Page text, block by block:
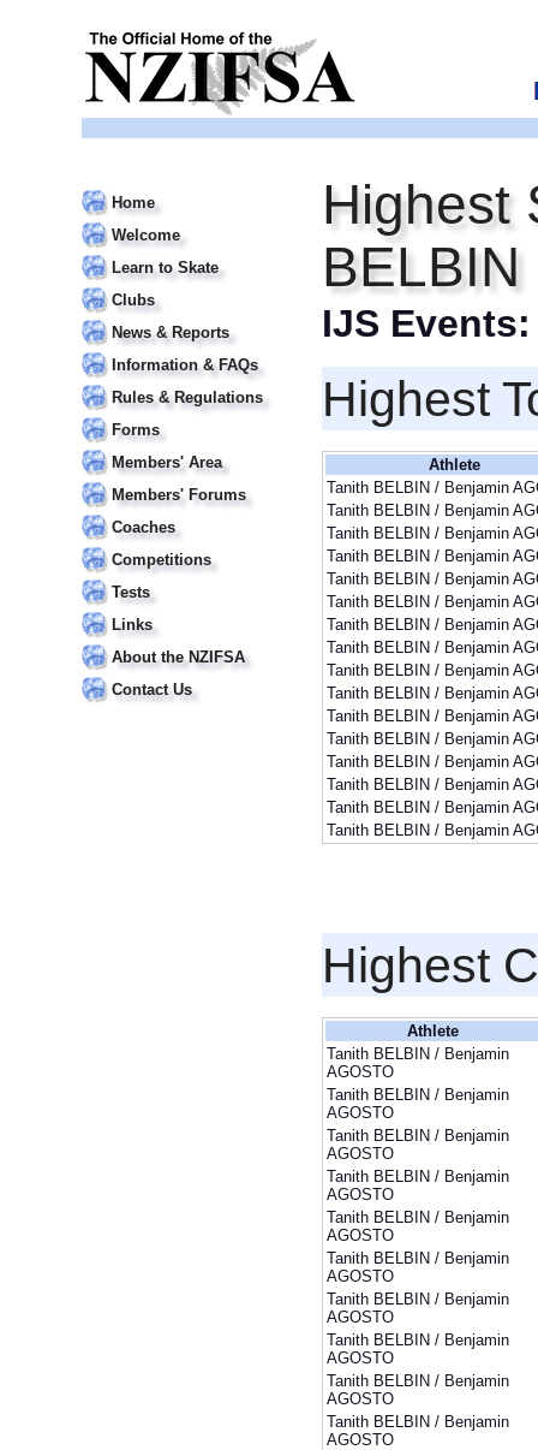
Home
Welcome
Learn to Skate
Clubs
News & Reports
Information & FAQs
Rules & Regulations
Forms
Members' Area
Members' Forums
Coaches
Competitions
Tests
Links
About the NZIFSA
Contact Us
Highest
BELBIN
IJS
Highest
Athlete
Tanith BELBIN / Benjamin
Tanith BELBIN / Benjamin
Tanith BELBIN / Benjamin
Tanith BELBIN / Benjamin
Tanith BELBIN / Benjamin
Tanith BELBIN / Benjamin
Tanith BELBIN / Benjamin
Tanith BELBIN / Benjamin
Tanith BELBIN / Benjamin
Tanith BELBIN / Benjamin
Tanith BELBIN / Benjamin
Tanith BELBIN / Benjamin
Tanith BELBIN / Benjamin
Tanith BELBIN / Benjamin
Tanith BELBIN / Benjamin
Tanith BELBIN / Benjamin
Highest
Athlete
Tanith BELBIN / Benjamin
AGOSTO
Tanith BELBIN / Benjamin
AGOSTO
Tanith BELBIN / Benjamin
AGOSTO
Tanith BELBIN / Benjamin
AGOSTO
Tanith BELBIN / Benjamin
AGOSTO
Tanith BELBIN / Benjamin
AGOSTO
Tanith BELBIN / Benjamin
AGOSTO
Tanith BELBIN / Benjamin
AGOSTO
Tanith BELBIN / Benjamin
AGOSTO
Tanith BELBIN / Benjamin
AGOSTO